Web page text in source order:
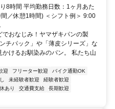
8時間 平均勤務日数：1ヶ月あた
／休憩1時間) ＜シフト例＞ 9:00
おなじみ！ヤマザキパンの製
チパック」や「薄皮シリーズ」な
けるお馴染みのパン。 私たち山
迎 フリーター歓迎
バイク通勤OK
未経験者歓迎
経験者歓迎
あり 交通費支給
長期歓迎